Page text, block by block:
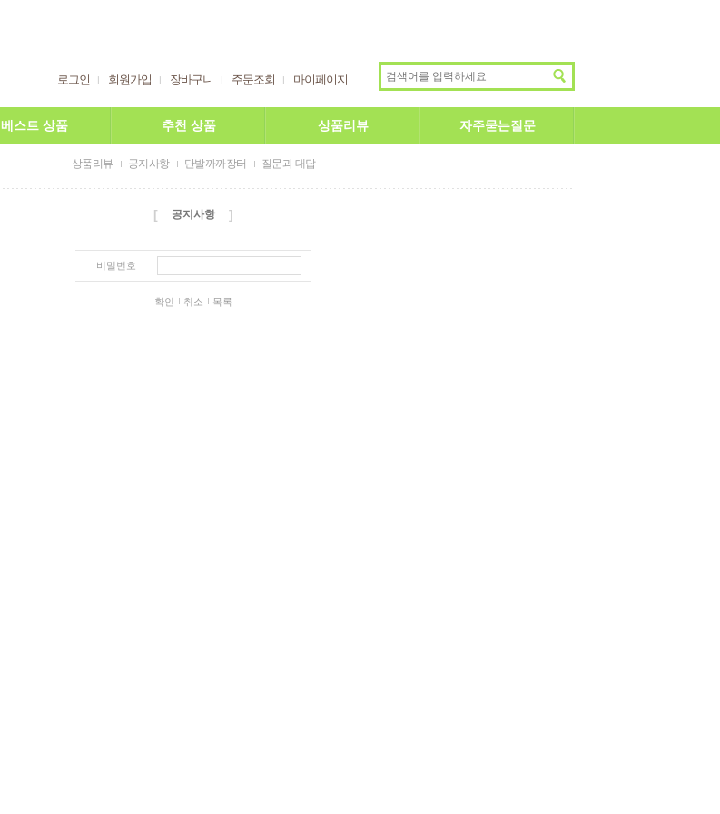
로그인 회원가입 장바구니 주문조회 마이페이지
베스트 상품 추천 상품 상품리뷰 자주묻는질문
상품리뷰 공지사항 단발까까장터 질문과 대답
[ 공지사항 ]
비밀번호
확인 취소 목록